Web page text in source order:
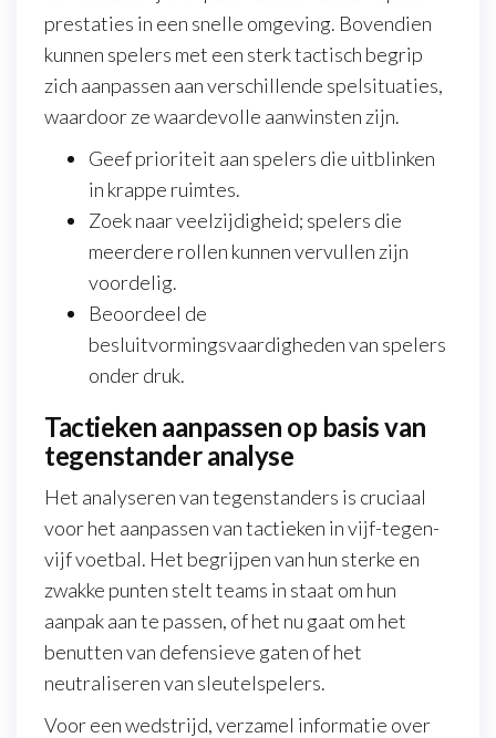
prestaties in een snelle omgeving. Bovendien
kunnen spelers met een sterk tactisch begrip
zich aanpassen aan verschillende spelsituaties,
waardoor ze waardevolle aanwinsten zijn.
Geef prioriteit aan spelers die uitblinken
in krappe ruimtes.
Zoek naar veelzijdigheid; spelers die
meerdere rollen kunnen vervullen zijn
voordelig.
Beoordeel de
besluitvormingsvaardigheden van spelers
onder druk.
Tactieken aanpassen op basis van
tegenstander analyse
Het analyseren van tegenstanders is cruciaal
voor het aanpassen van tactieken in vijf-tegen-
vijf voetbal. Het begrijpen van hun sterke en
zwakke punten stelt teams in staat om hun
aanpak aan te passen, of het nu gaat om het
benutten van defensieve gaten of het
neutraliseren van sleutelspelers.
Voor een wedstrijd, verzamel informatie over